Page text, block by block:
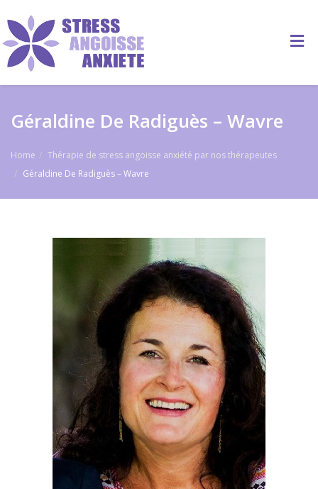
Géraldine De Radiguès – Wavre
Home
Thérapie de stress angoisse anxiété par nos thérapeutes
Géraldine De Radiguès – Wavre